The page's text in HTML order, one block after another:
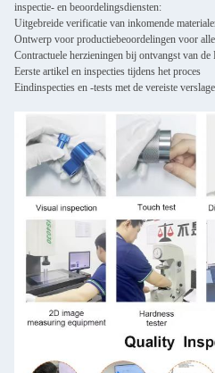
inspectie- en beoordelingsdiensten:
Uitgebreide verificatie van inkomende
Ontwerp voor productiebeoordelingen voor
Contractuele herzieningen bij ontvangst van de
Eerste artikel en inspecties tijdens het proces
Eindinspecties en -tests met de vereiste